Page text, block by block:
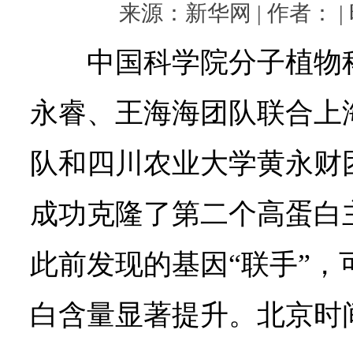
来源：新华网 | 作者： |
中国科学院分子植
永睿、王海海团队联合
队和四川农业大学黄永
成功克隆了第二个高蛋白
此前发现的基因“联手”
白含量显著提升。北京时